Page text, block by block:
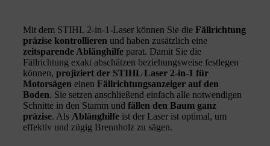
Mit dem STIHL 2-in-1-Laser können Sie die Fällrichtung
präzise kontrollieren und haben zusätzlich eine
zeitsparende Ablänghilfe parat. Damit Sie die
Fällrichtung exakt abschätzen beziehungsweise festlegen
können, projiziert der STIHL Laser 2-in-1 für
Motorsägen einen Fällrichtungsanzeiger auf den
Boden. Sie setzen anschließend einfach alle notwendigen
Schnitte in den Stamm und fällen den Baum ganz
präzise. Als Ablänghilfe ist der Laser ist optimal, um
effektiv und zügig Brennholz zu sägen.